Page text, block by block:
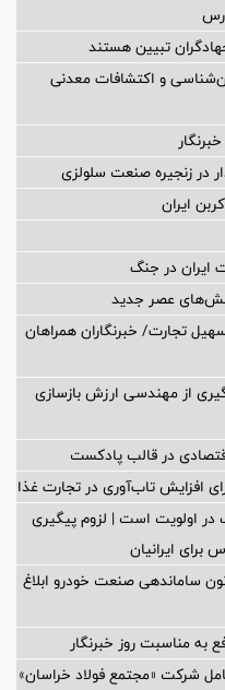
تبیین هستند
و اکتشافات معدنی
در زنجیره صنعت سلولزی
ایران در جنگ
عصر جدید
تجارت/ خبرنگاران همراهان
از مهندسی ارزش بازسازی
در قالب پادکست
افزایش تاب‌آوری در تجارت غذا
در اولویت است | لزوم پیگیری
ایرانیان
آیین نامه اجرایی ماده ۱۰ قانون ساماندهی صنعت خودرو ابلاغ
به مناسبت روز خبرنگار
شرکت «مجتمع فولاد خراسان»